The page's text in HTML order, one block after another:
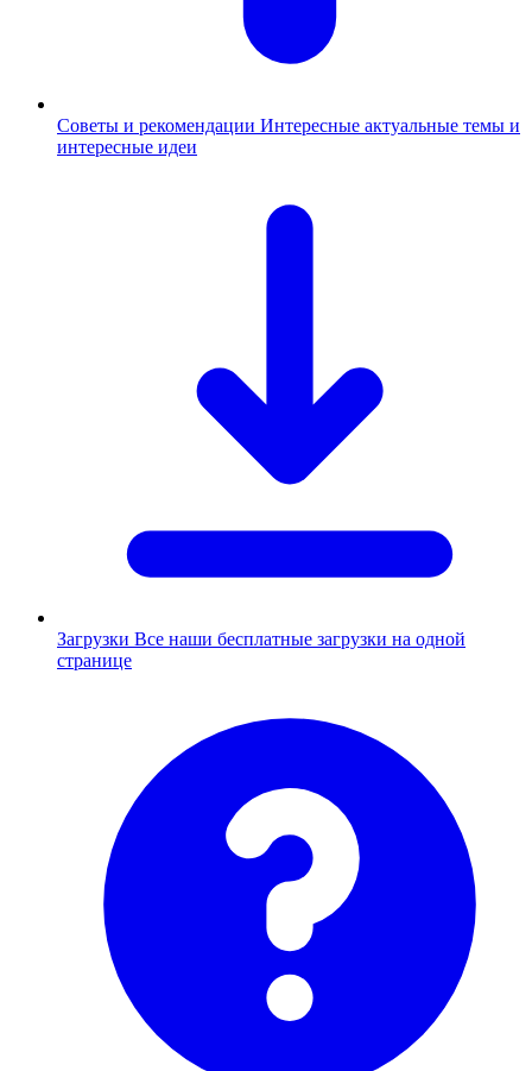
Советы и рекомендации Интересные актуальные темы и
интересные идеи
Загрузки Все наши бесплатные загрузки на одной
странице